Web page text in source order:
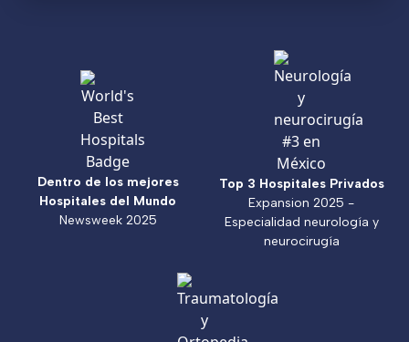
Dentro de los mejores
Hospitales del Mundo
Newsweek 2025
Top 3 Hospitales Privados
Expansion 2025 -
Especialidad neurología y
neurocirugía